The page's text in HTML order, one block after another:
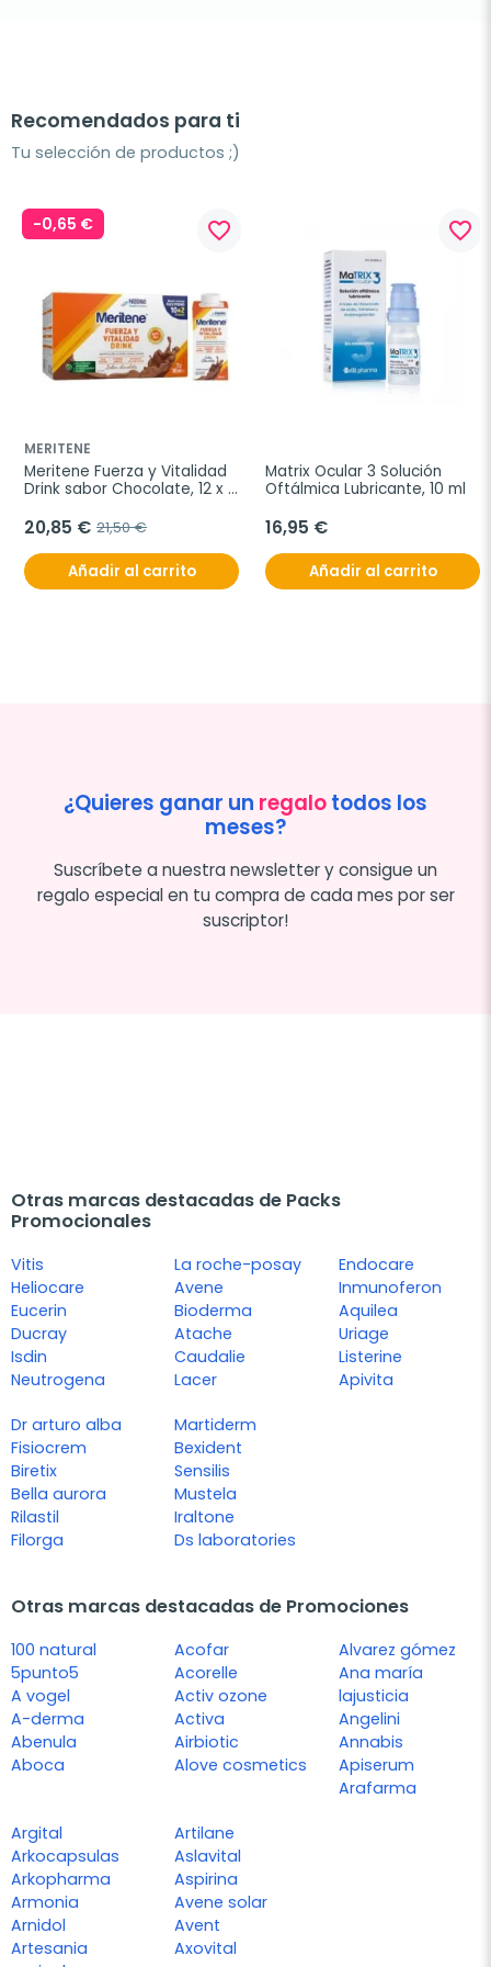
Recomendados para ti
Tu selección de productos ;)
-0,65 € favorite_border
MERITENE
Meritene Fuerza y Vitalidad
Drink sabor Chocolate, 12 x
20,85 € 21,50 €
Añadir al carrito
favorite_border
Matrix Ocular 3 Solución
Oftálmica Lubricante, 10 ml
16,95 €
Añadir al carrito
¿Quieres ganar un regalotodos los
meses?
Suscríbete a nuestra newsletter y consigue un
regalo especial en tu compra de cada mes por ser
suscriptor!
Otras marcas destacadas de Packs
Promocionales
Vitis
Heliocare
Eucerin
Ducray
Isdin
Neutrogena
La roche-posay
Avene
Bioderma
Atache
Caudalie
Lacer
Endocare
Inmunoferon
Aquilea
Uriage
Listerine
Apivita
Dr arturo alba
Fisiocrem
Biretix
Bella aurora
Rilastil
Filorga
Martiderm
Bexident
Sensilis
Mustela
Iraltone
Ds laboratories
Otras marcas destacadas de Promociones
100 natural
5punto5
A vogel
A-derma
Abenula
Aboca
Acofar
Acorelle
Activ ozone
Activa
Airbiotic
Alove cosmetics
Alvarez gómez
Ana maría
lajusticia
Angelini
Annabis
Apiserum
Arafarma
Argital
Arkocapsulas
Arkopharma
Armonia
Arnidol
Artesania
Artilane
Aslavital
Aspirina
Avene solar
Avent
Axovital